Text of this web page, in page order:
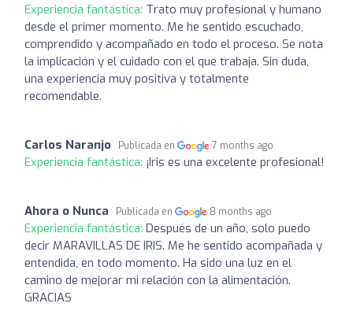
Experiencia fantástica: Trato muy profesional y humano
desde el primer momento. Me he sentido escuchado,
comprendido y acompañado en todo el proceso. Se nota
la implicación y el cuidado con el que trabaja. Sin duda,
una experiencia muy positiva y totalmente
recomendable.
Carlos Naranjo Publicada en 7 months ago
Experiencia fantástica: ¡Iris es una excelente profesional!
Ahora o Nunca Publicada en 8 months ago
Experiencia fantástica: Después de un año, solo puedo
decir MARAVILLAS DE IRIS. Me he sentido acompañada y
entendida, en todo momento. Ha sido una luz en el
camino de mejorar mi relación con la alimentación.
GRACIAS